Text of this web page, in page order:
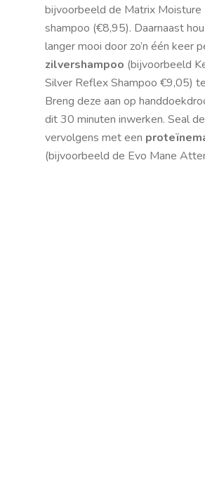
bijvoorbeeld de Matrix Moisture
shampoo (€8,95). Daarnaast
langer mooi door zo’n één keer
zilvershampoo (bijvoorbeeld
Silver Reflex Shampoo €9,05)
Breng deze aan op
dit 30 minuten inwerken. Seal
vervolgens met een
(bijvoorbeeld de Evo Mane